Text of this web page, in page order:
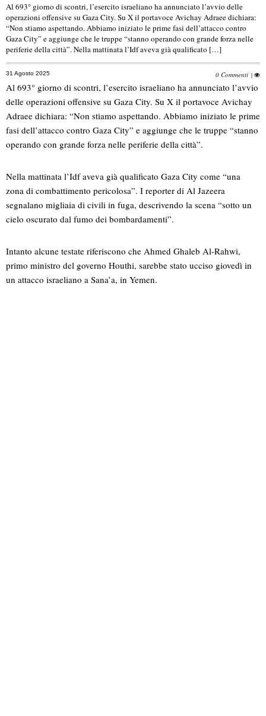
Al 693° giorno di scontri, l’esercito israeliano ha annunciato l’avvio delle
operazioni offensive su Gaza City. Su X il portavoce Avichay Adraee dichiara:
“Non stiamo aspettando. Abbiamo iniziato le prime fasi dell’attacco contro
Gaza City” e aggiunge che le truppe “stanno operando con grande forza nelle
periferie della città”. Nella mattinata l’Idf aveva già qualificato […]
31 Agosto 2025 0 Commenti |
Al 693° giorno di scontri, l’esercito israeliano ha annunciato l’avvio
delle operazioni offensive su Gaza City. Su X il portavoce Avichay
Adraee dichiara: “Non stiamo aspettando. Abbiamo iniziato le prime
fasi dell’attacco contro Gaza City” e aggiunge che le truppe “stanno
operando con grande forza nelle periferie della città”.
Nella mattinata l’Idf aveva già qualificato Gaza City come “una
zona di combattimento pericolosa”. I reporter di Al Jazeera
segnalano migliaia di civili in fuga, descrivendo la scena “sotto un
cielo oscurato dal fumo dei bombardamenti”.
Intanto alcune testate riferiscono che Ahmed Ghaleb Al-Rahwi,
primo ministro del governo Houthi, sarebbe stato ucciso giovedì in
un attacco israeliano a Sana’a, in Yemen.